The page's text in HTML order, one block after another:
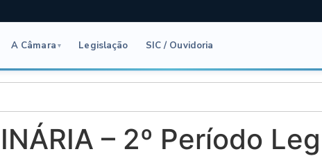
A Câmara ▾ Legislação SIC / Ouvidoria
– 2º Período